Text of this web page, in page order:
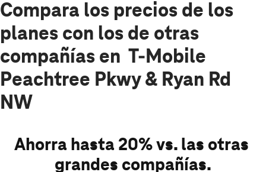
Compara los precios de los
planes con los de otras
compañías en T-Mobile
Peachtree Pkwy & Ryan Rd
NW